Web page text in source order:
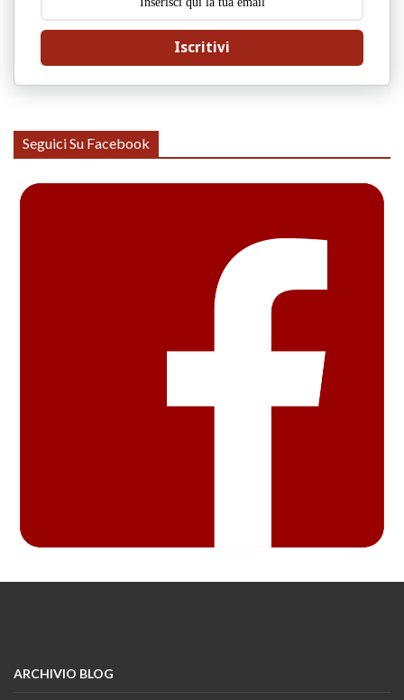
Iscritivi
Seguici Su Facebook
ARCHIVIO BLOG